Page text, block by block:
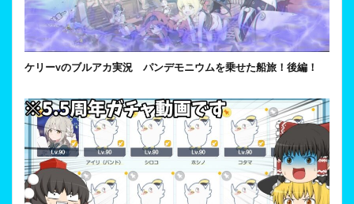
ケリーvのブルアカ実況 パンデモニウムを乗せた船旅！後編！